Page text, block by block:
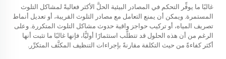
غالبًا ما يوفِّر التحكم في المصادر البيئية الحلَّ الأكثر فعاليةً لمشاكل التلوث
المستمرة. ويمكن أن يمنع التعامل مع مصادر التلوث القريبة، أو تعديل أنماط
تصريف المياه، أو تركيب حواجز واقية حدوث مشاكل التلوث المتكررة. وعلى
الرغم من أن هذه الحلول قد تتطلَّب استثمارًا أوليًّا، فإنها غالبًا ما تثبت أنها
أكثر كفاءةً من حيث التكلفة مقارنةً بإجراءات التنظيف المكثَّف المتكرِّر.